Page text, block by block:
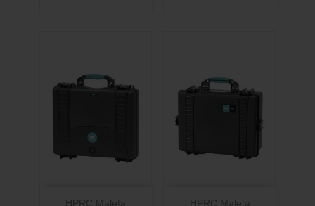
HPRC Maleta
HPRC Maleta